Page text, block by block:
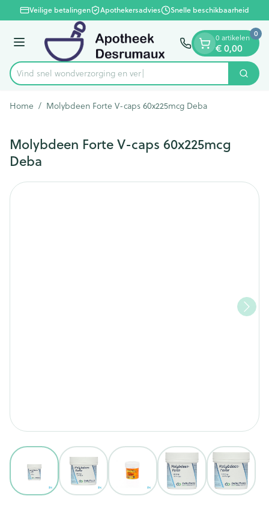
Ga naar de inhoud
1 van 1Veilige betalingen Apothekersadvies Snelle beschikbaarheid
Menu
Product, merk, categorie...
Vind snel wondverzorging Zoek
0 artikelen
€ 0,00
0
Home / Molybdeen Forte V-caps 60x225mcg Deba
Molybdeen Forte V-caps 60x225mcg
Deba
View larger imageView larger imageView larger imageView larger image
View